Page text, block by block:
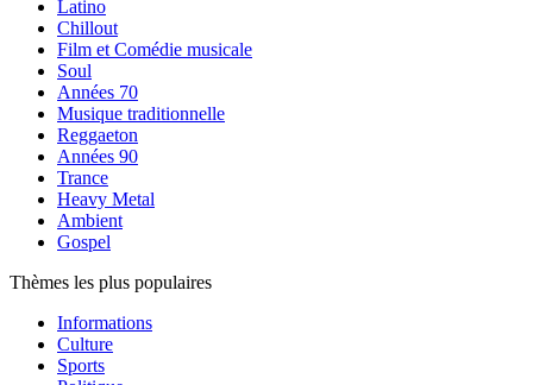
Latino
Chillout
Film et Comédie musicale
Soul
Années 70
Musique traditionnelle
Reggaeton
Années 90
Trance
Heavy Metal
Ambient
Gospel
Thèmes les plus populaires
Informations
Culture
Sports